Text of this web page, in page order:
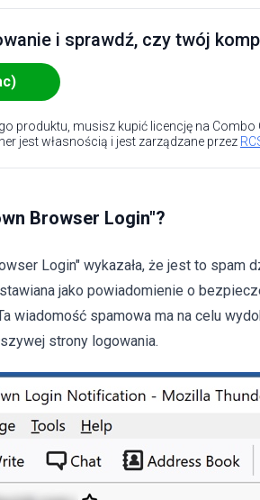
i sprawdź, czy twój
produktu, musisz kupić licencję na Combo
jest własnością i jest zarządzane przez
Browser Login"?
Login" wykazała, że jest to spam
jako powiadomienie o
wiadomość spamowa ma na celu
strony logowania.